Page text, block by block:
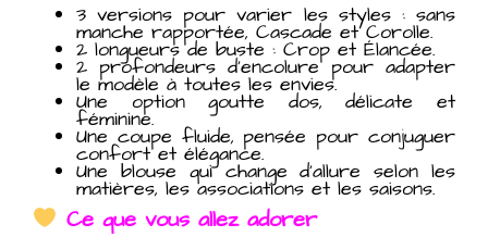
3 versions pour varier les styles : sans
manche rapportée, Cascade et Corolle.
2 longueurs de buste : Crop et Élancée.
2 profondeurs d’encolure pour adapter
le modèle à toutes les envies.
Une option goutte dos, délicate et
féminine.
Une coupe fluide, pensée pour conjuguer
confort et élégance.
Une blouse qui change d’allure selon les
matières, les associations et les saisons.
Ce que vous allez adorer